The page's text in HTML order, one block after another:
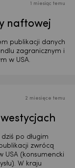
1 miesiąc temu
naftowej
publikacji danych
zagranicznym i
w USA.
2 miesięce temu
po długim
zwrócą
USA (konsumencki
W kraju